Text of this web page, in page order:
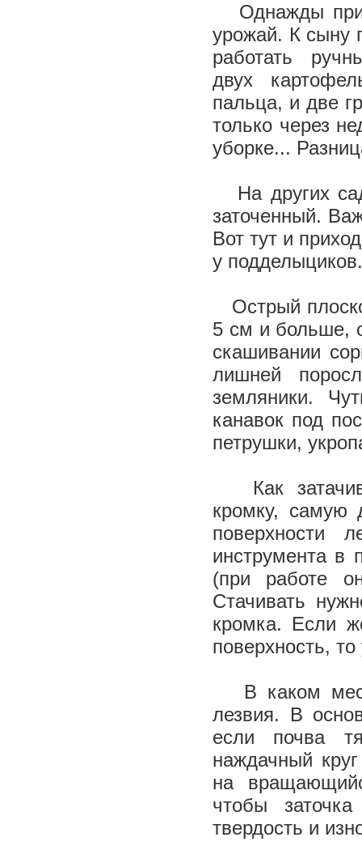
Однажды
урожай. К сыну
работать
двух
пальца, и две
только через
уборке...
На других
заточенный.
Вот тут и
у подделыциков.
Острый
5 см и больше,
скашивании
лишней
земляники.
канавок под
петрушки,
Как
кромку, самую
поверхности
инструмента в
(при работе
Стачивать
кромка. Если
поверхность,
В каком
лезвия. В
если почва
наждачный
на
чтобы
твердость и